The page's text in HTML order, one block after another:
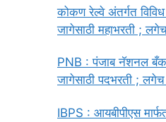
कोकण रेल्वे अंतर्गत
जागेसाठी महाभरती ;
PNB : पंजाब नॅशनल
जागेसाठी पदभरती ;
IBPS : आयबीपीएस